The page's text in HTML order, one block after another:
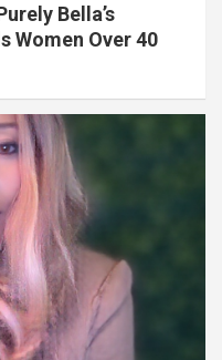
Bella’s
Women Over 40